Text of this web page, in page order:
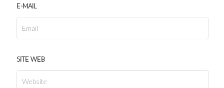
E-MAIL
SITE WEB